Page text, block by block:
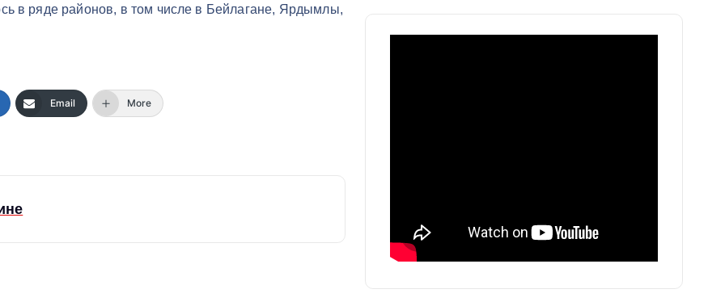
в ряде районов, в том числе в Бейлагане, Ярдымлы,
Email More